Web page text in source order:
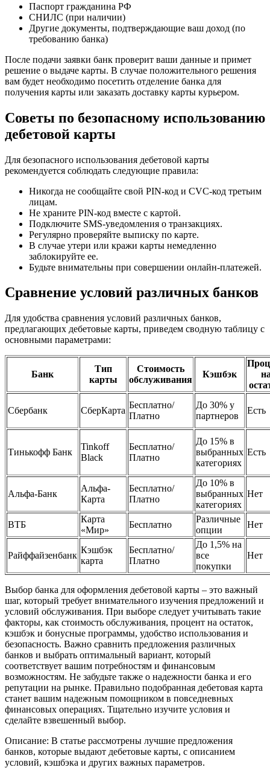
Паспорт гражданина РФ
СНИЛС (при наличии)
Другие документы, подтверждающие ваш доход (по
требованию банка)
После подачи заявки банк проверит ваши данные и примет
решение о выдаче карты. В случае положительного решения
вам будет необходимо посетить отделение банка для
получения карты или заказать доставку карты курьером.
Советы по безопасному использованию
дебетовой карты
Для безопасного использования дебетовой карты
рекомендуется соблюдать следующие правила:
Никогда не сообщайте свой PIN-код и CVC-код третьим
лицам.
Не храните PIN-код вместе с картой.
Подключите SMS-уведомления о транзакциях.
Регулярно проверяйте выписку по карте.
В случае утери или кражи карты немедленно
заблокируйте ее.
Будьте внимательны при совершении онлайн-платежей.
Сравнение условий различных банков
Для удобства сравнения условий различных банков,
предлагающих дебетовые карты, приведем сводную таблицу с
основными параметрами:
Банк
Тип
карты
Стоимость
обслуживания
Кэшбэк
Сбербанк СберКарта
Бесплатно/
Платно
До 30% у
партнеров
Есть
Тинькофф Банк
Tinkoff
Black
Бесплатно/
Платно
До 15% в
выбранных
категориях
Есть
Альфа-Банк
Альфа-
Карта
Бесплатно/
Платно
До 10% в
выбранных
категориях
Нет
ВТБ
Карта
«Мир»
Бесплатно
Различные
опции
Нет
Райффайзенбанк
Кэшбэк
карта
Бесплатно/
Платно
До 1,5% на
все
покупки
Нет
Выбор банка для оформления дебетовой карты – это важный
шаг, который требует внимательного изучения предложений и
условий обслуживания. При выборе следует учитывать такие
факторы, как стоимость обслуживания, процент на остаток,
кэшбэк и бонусные программы, удобство использования и
безопасность. Важно сравнить предложения различных
банков и выбрать оптимальный вариант, который
соответствует вашим потребностям и финансовым
возможностям. Не забудьте также о надежности банка и его
репутации на рынке. Правильно подобранная дебетовая карта
станет вашим надежным помощником в повседневных
финансовых операциях. Тщательно изучите условия и
сделайте взвешенный выбор.
Описание: В статье рассмотрены лучшие предложения
банков, которые выдают дебетовые карты, с описанием
условий, кэшбэка и других важных параметров.